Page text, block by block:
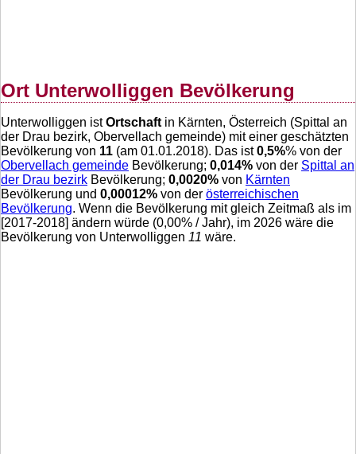
Ort Unterwolliggen Bevölkerung
Unterwolliggen istOrtschaft in Kärnten, Österreich (Spittal an
der Drau bezirk, Obervellach gemeinde) mit einer geschätzten
Bevölkerung von 11 (am 01.01.2018). Das ist0,5%% von der
Obervellach gemeinde Bevölkerung; 0,014% von der Spittal an
der Drau bezirk Bevölkerung; 0,0020% von Kärnten
Bevölkerung und 0,00012% von der österreichischen
Bevölkerung. Wenn die Bevölkerung mit gleich Zeitmaß als im
[2017-2018] ändern würde (0,00% / Jahr), im 2026 wäre die
Bevölkerung von Unterwolliggen 11 wäre.